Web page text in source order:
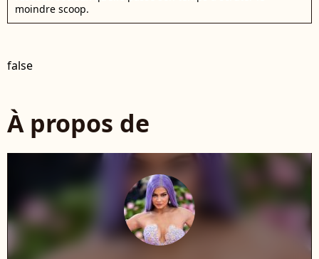
moindre scoop.
false
À propos de